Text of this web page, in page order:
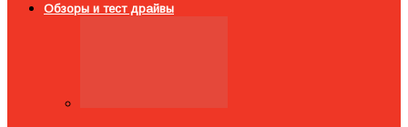
Обзоры и тест драйвы